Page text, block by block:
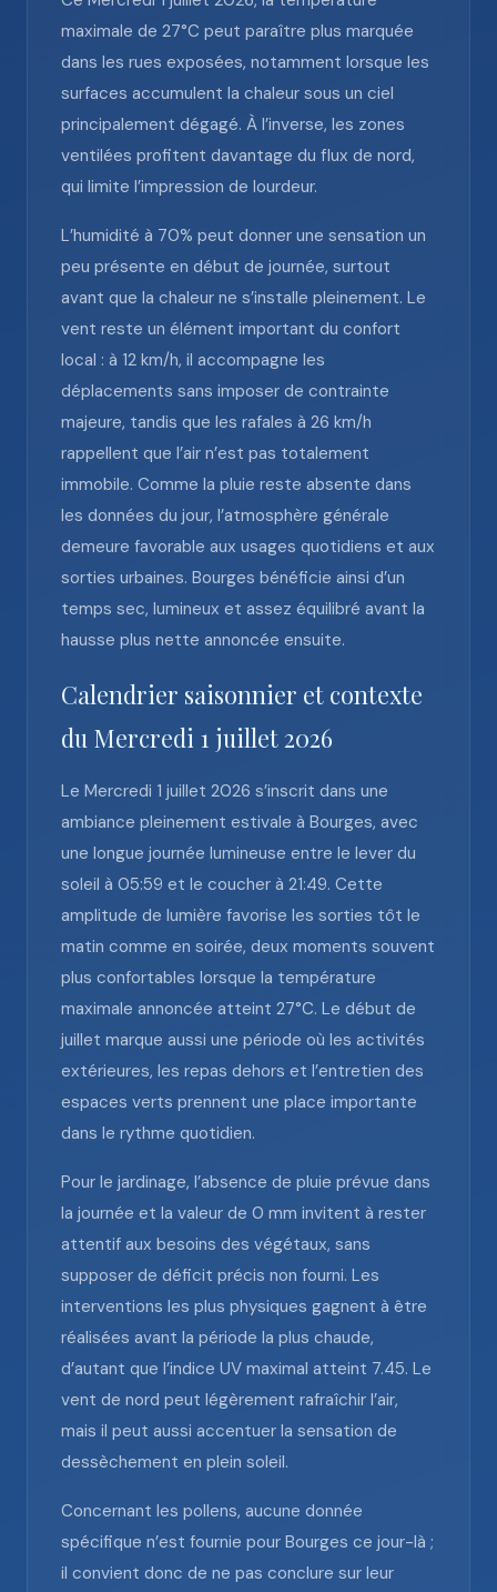
maximale de 27°C peut paraître plus marquée
dans les rues exposées, notamment lorsque les
surfaces accumulent la chaleur sous un ciel
principalement dégagé. À l’inverse, les zones
ventilées profitent davantage du flux de nord,
qui limite l’impression de lourdeur.
L’humidité à 70% peut donner une sensation un
peu présente en début de journée, surtout
avant que la chaleur ne s’installe pleinement. Le
vent reste un élément important du confort
local : à 12 km/h, il accompagne les
déplacements sans imposer de contrainte
majeure, tandis que les rafales à 26 km/h
rappellent que l’air n’est pas totalement
immobile. Comme la pluie reste absente dans
les données du jour, l’atmosphère générale
demeure favorable aux usages quotidiens et aux
sorties urbaines. Bourges bénéficie ainsi d’un
temps sec, lumineux et assez équilibré avant la
hausse plus nette annoncée ensuite.
Calendrier saisonnier et contexte
du Mercredi 1 juillet 2026
Le Mercredi 1 juillet 2026 s’inscrit dans une
ambiance pleinement estivale à Bourges, avec
une longue journée lumineuse entre le lever du
soleil à 05:59 et le coucher à 21:49. Cette
amplitude de lumière favorise les sorties tôt le
matin comme en soirée, deux moments souvent
plus confortables lorsque la température
maximale annoncée atteint 27°C. Le début de
juillet marque aussi une période où les activités
extérieures, les repas dehors et l’entretien des
espaces verts prennent une place importante
dans le rythme quotidien.
Pour le jardinage, l’absence de pluie prévue dans
la journée et la valeur de 0 mm invitent à rester
attentif aux besoins des végétaux, sans
supposer de déficit précis non fourni. Les
interventions les plus physiques gagnent à être
réalisées avant la période la plus chaude,
d’autant que l’indice UV maximal atteint 7.45. Le
vent de nord peut légèrement rafraîchir l’air,
mais il peut aussi accentuer la sensation de
dessèchement en plein soleil.
Concernant les pollens, aucune donnée
spécifique n’est fournie pour Bourges ce jour-là ;
il convient donc de ne pas conclure sur leur